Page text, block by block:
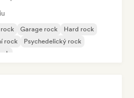
rock Garage rock
Hard rock
rock
Psychedelický rock